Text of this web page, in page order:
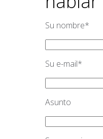
Su nombre*
Su e-mail*
Asunto